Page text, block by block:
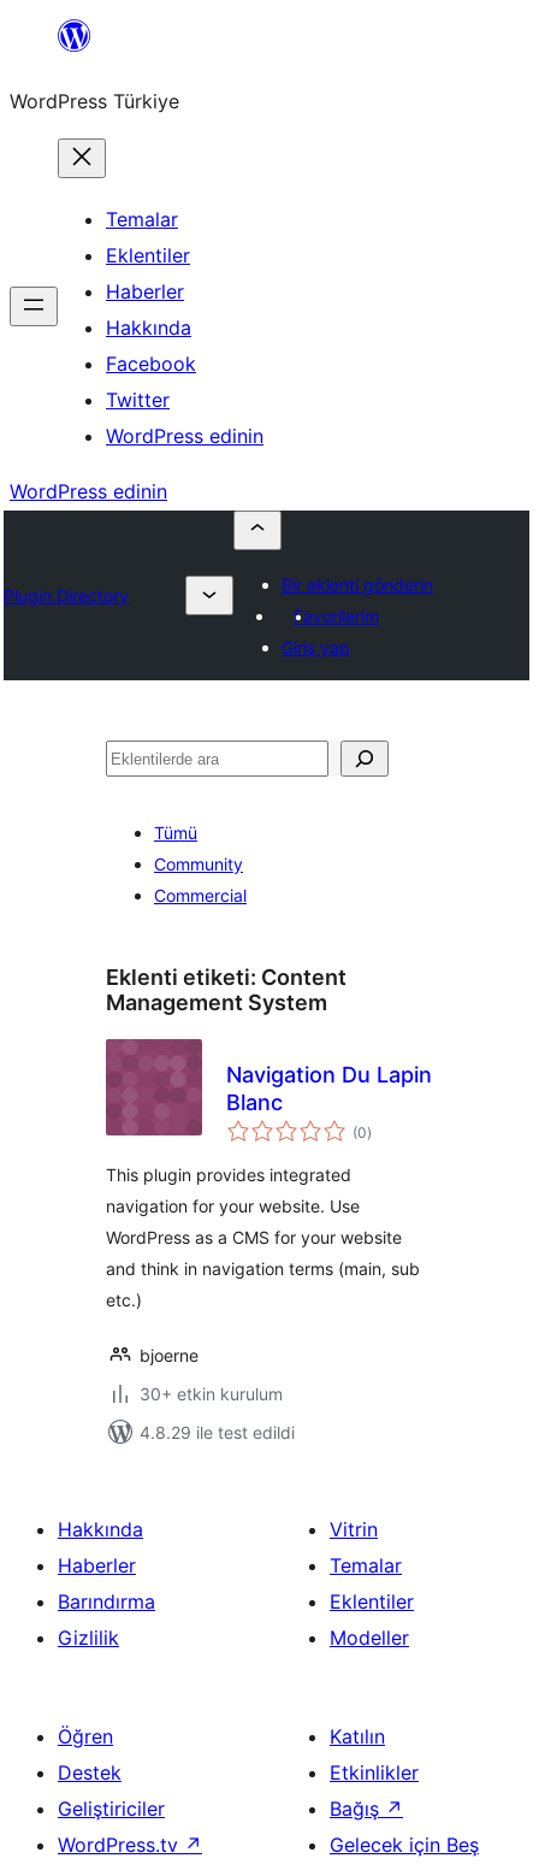
İçeriğe
WordPress Türkiye
Temalar
Eklentiler
Haberler
Hakkında
Facebook
Twitter
WordPress edinin
WordPress edinin
Plugin Directory
Bir eklenti gönderin
Favorilerim
Giriş yap
Ara
Tümü
Community
Commercial
Eklenti etiketi: Content
Management System
Navigation Du Lapin
Blanc
(0toplam
puan
)
This plugin provides integrated
navigation for your website. Use
WordPress as a CMS for your website
and think in navigation terms (main, sub
etc.)
bjoerne
30+ etkin kurulum
4.8.29 ile test edildi
Hakkında
Haberler
Barındırma
Gizlilik
Vitrin
Temalar
Eklentiler
Modeller
Öğren
Destek
Geliştiriciler
WordPress.tv ↗
Katılın
Etkinlikler
Bağış ↗
Gelecek için Beş